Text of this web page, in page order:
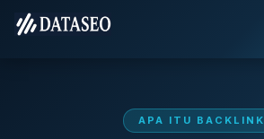
APA ITU BACKLINK